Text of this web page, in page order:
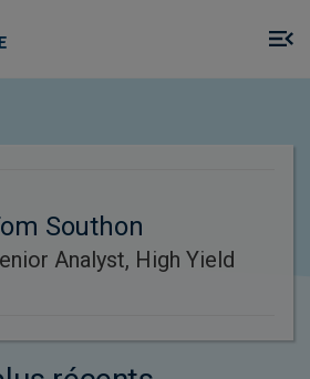
Southon
Analyst, High Yield